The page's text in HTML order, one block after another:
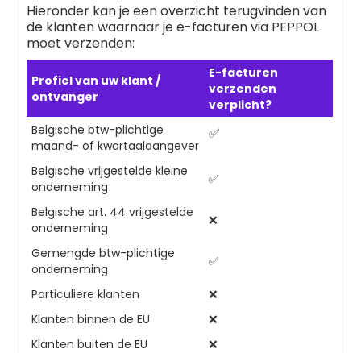
Hieronder kan je een overzicht terugvinden van
de klanten waarnaar je e-facturen via PEPPOL
moet verzenden:
Profiel van uw klant /
ontvanger
E-facturen
verzenden
verplicht?
Belgische btw-plichtige
maand- of kwartaalaangever
✅
Belgische vrijgestelde kleine
onderneming
✅
Belgische art. 44 vrijgestelde
onderneming
❌
Gemengde btw-plichtige
onderneming
✅
Particuliere klanten
❌
Klanten binnen de EU
❌
Klanten buiten de EU
❌